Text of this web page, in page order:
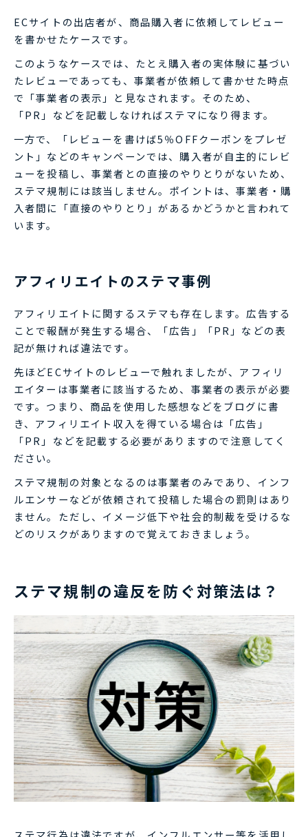
ECサイトの出店者が、商品購入者に依頼してレビュー
を書かせたケースです。
このようなケースでは、たとえ購入者の実体験に基づい
たレビューであっても、事業者が依頼して書かせた時点
で「事業者の表示」と見なされます。そのため、
「PR」などを記載しなければステマになり得ます。
一方で、「レビューを書けば5％OFFクーポンをプレゼ
ント」などのキャンペーンでは、購入者が自主的にレビ
ューを投稿し、事業者との直接のやりとりがないため、
ステマ規制には該当しません。ポイントは、事業者・購
入者間に「直接のやりとり」があるかどうかと言われて
います。
アフィリエイトのステマ事例
アフィリエイトに関するステマも存在します。広告する
ことで報酬が発生する場合、「広告」「PR」などの表
記が無ければ違法です。
先ほどECサイトのレビューで触れましたが、アフィリ
エイターは事業者に該当するため、事業者の表示が必要
です。つまり、商品を使用した感想などをブログに書
き、アフィリエイト収入を得ている場合は「広告」
「PR」などを記載する必要がありますので注意してく
ださい。
ステマ規制の対象となるのは事業者のみであり、インフ
ルエンサーなどが依頼されて投稿した場合の罰則はあり
ません。ただし、イメージ低下や社会的制裁を受けるな
どのリスクがありますので覚えておきましょう。
ステマ規制の違反を防ぐ対策法は？